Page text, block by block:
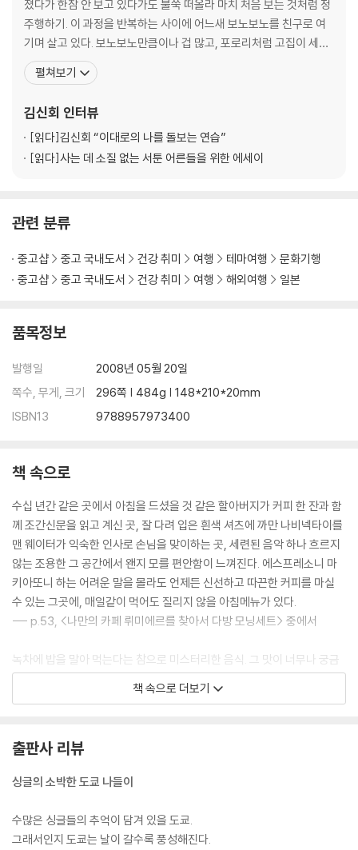
한밤중의 산책 편의점 -오뎅
내가 편애하는 동네 -델리세트
[Tokyo Sweets 03] 아사쿠사 간식 <센베 & 아게만쥬>
혼자 밥 먹기 연습 -카페 런치
반성의 식탁 -함바가
위험한 독신녀 -카레라이스
[Tokyo Sweets 04] 하라주쿠 터줏대감 <크레페>
◎ 싱글의 소박한 도쿄나들이 <새벽 수산시장 가는 날>
#5_도쿄의 어떤 면(麵)이 좋아?
그날 밤은 지진이었나? -키츠네소바
어느 외국인 노동자의 한 끼 -멘타이코 스파게티
고마운 종이 앞치마 -카레우동
저, 바보 아니거든요? -쯔께멘
아줌마, 잘못했어요 -몬쟈야끼
친구가 콕 찍은 도쿄 완소남 -모스버거
지도 볼 줄 모르는 여자 -카츠산도
오모테산도, 길 위의 추억 -커피 브레이크
처녀들의 도쿄몸살 -우나쥬
[Tokyo Sweets 06] <맛차 파르페>& <맛차 바바로아>
◎ 알아두면 손해 안 보는 <식탁 일본어>
# 한눈에 보는 <일본음식의 감초들>
졌다가 한참 안 보고 있다가도 불쑥 떠올라 마치 처음 보는 것처럼 정
주행하기. 이 과정을 반복하는 사이에 어느새 보노보노를 친구로 여
기며 살고 있다. 보노보노만큼이나 겁 많고, 포로리처럼 고집이 세고,
너부리인 양 자주 직언을 하는 사람. 전반적인 성격은 너부리에 가깝
다는 것을 자각하고 가끔 반성하면서 지낸다. 다정하지만 시니컬하
지만 그 말을 듣지 않는 대부분의 시간
펼쳐보기
김신회 인터뷰
[읽다]김신회 “이대로의 나를 돌보는 연습”
[읽다]사는 데 소질 없는 서툰 어른들을 위한 에세이
관련 분류
중고샵 중고 국내도서 건강 취미 여행 테마여행
문화기행
중고샵
중고 국내도서 건강 취미 여행 해외여행 일본
품목정보
발행일
2008년 05월 20일
쪽수, 무게, 크기
296쪽 | 484g | 148*210*20mm
ISBN13
9788957973400
책 속으로
수십 년간 같은 곳에서 아침을 드셨을 것 같은 할아버지가 커피 한 잔과 함
께 조간신문을 읽고 계신 곳, 잘 다려 입은 흰색 셔츠에 까만 나비넥타이를
맨 웨이터가 익숙한 인사로 손님을 맞이하는 곳, 세련된 음악 하나 흐르지
않는 조용한 그 공간에서 왠지 모를 편안함이 느껴진다. 에스프레소니 마
키아또니 하는 어려운 말을 몰라도 언제든 신선하고 따끈한 커피를 마실
수 있는 그곳에, 매일같이 먹어도 질리지 않을 아침메뉴가 있다.
--- p.53, <나만의 카페 뤼미에르를 찾아서 다방 모닝세트> 중에서
녹차에 밥을 말아 먹는다는 참으로 미스터리한 음식. 그 맛이 너무나 궁금
해 집에 가자마자 봉투 겉에 쓰여 있는 조리법을 따라해보았다. 와사비 색
깔을 띠는 국물 안에서 반신욕에 돌입한 하얀 쌀밥, 그리고 그 위엔 정체 모
--- p.83, <날카로운 첫인상의 추억 오챠즈케>
서 타닥타닥 듣기 좋은 소리로 볶이며 저절로 입맛을 자극하던 그것. 하지
만 조금 어색한 그 분위기에서 젓가락으로 면을 들어 후루룩거리며 먹는
책 속으로 더보기
출판사 리뷰
싱글의 소박한 도쿄 나들이
수많은 싱글들의 추억이 담겨 있을 도쿄.
그래서인지 도쿄는 날이 갈수록 풍성해진다.